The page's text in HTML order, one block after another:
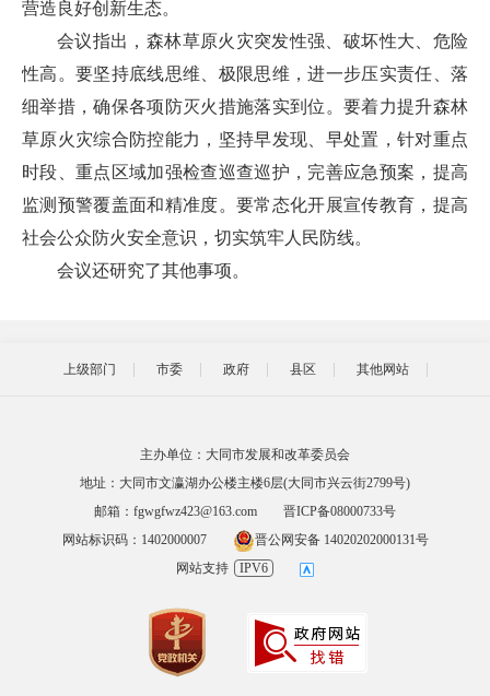
营造良好创新生态。
会议指出，森林草原火灾突发性强、破坏性大、危险
性高。要坚持底线思维、极限思维，进一步压实责任、落
细举措，确保各项防灭火措施落实到位。要着力提升森林
草原火灾综合防控能力，坚持早发现、早处置，针对重点
时段、重点区域加强检查巡查巡护，完善应急预案，提高
监测预警覆盖面和精准度。要常态化开展宣传教育，提高
社会公众防火安全意识，切实筑牢人民防线。
会议还研究了其他事项。
上级部门 市委 政府 县区 其他网站
主办单位：大同市发展和改革委员会
地址：大同市文瀛湖办公楼主楼6层(大同市兴云街2799号)
邮箱：fgwgfwz423@163.com
晋ICP备08000733号
网站标识码：1402000007
晋公网安备 14020202000131号
网站支持
IPV6